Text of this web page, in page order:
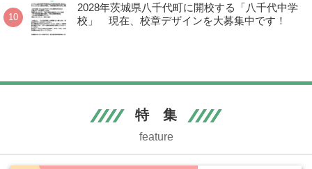
2028年茨城県八千代町に開校する「八千代中学
校」 現在、校章デザインを大募集中です！
特 集
feature